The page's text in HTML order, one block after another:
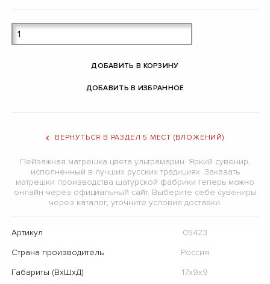
ДОБАВИТЬ В КОРЗИНУ
ДОБАВИТЬ В ИЗБРАННОЕ
ВЕРНУТЬСЯ В РАЗДЕЛ 5 МЕСТ (ВЛОЖЕНИЙ)
Пейзажная матрешка цвета ультрамарин. Яркий сувенир,
исполненный в лучших русских традициях. Заказать
матрешки производства шатурской фабрики теперь можно
онлайн через официальный сайт. Выберите себе сувениры
через каталог, уточните условия доставки.
Артикул
05423
Страна производитель
Россия
Габариты (ВхШхД)
17х9х9